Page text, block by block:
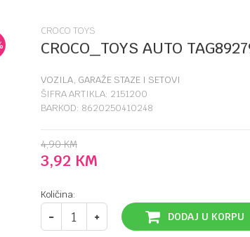
CROCO TOYS
CROCO_TOYS AUTO
VOZILA, GARAŽE STAZE I SETOVI
ŠIFRA ARTIKLA: 2151200
BARKOD: 8620250410248
4,90 KM
3,92 KM
Količina:
DODAJ U KORPU